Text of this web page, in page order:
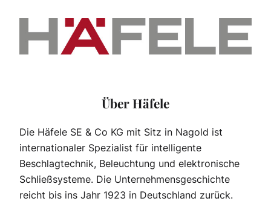
Über Häfele
Die Häfele SE & Co KG mit Sitz in Nagold ist
internationaler Spezialist für intelligente
Beschlagtechnik, Beleuchtung und elektronische
Schließsysteme. Die Unternehmensgeschichte
reicht bis ins Jahr 1923 in Deutschland zurück.